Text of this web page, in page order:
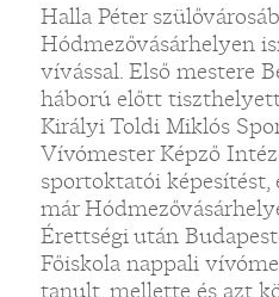
Halla Péter
Hódmezővásárhelyen
vívással. Első mestere
háború előtt
Királyi Toldi Miklós
Vívómester Képző
sportoktatói képesítést,
már
Érettségi után
Főiskola nappali
tanult, mellette és azt